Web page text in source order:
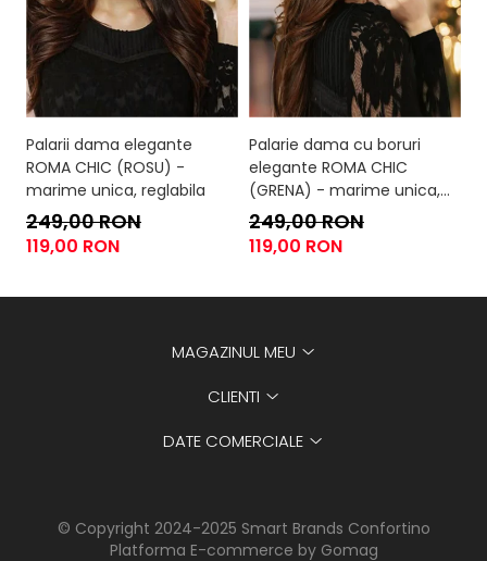
Palarii dama elegante
ROMA CHIC (ROSU) -
marime unica, reglabila
249,00 RON
119,00 RON
Palarie dama cu boruri
elegante ROMA CHIC
(GRENA) - marime unica,
reglabila
249,00 RON
119,00 RON
MAGAZINUL MEU
CLIENTI
DATE COMERCIALE
© Copyright 2024-2025 Smart Brands Confortino
Platforma E-commerce by Gomag